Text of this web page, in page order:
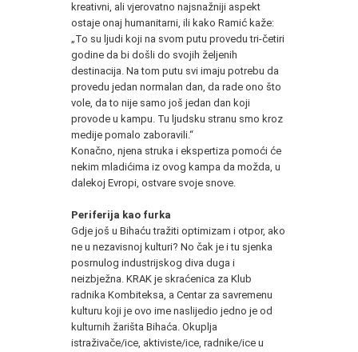
kreativni, ali vjerovatno najsnažniji aspekt
ostaje onaj humanitarni, ili kako Ramić kaže:
„To su ljudi koji na svom putu provedu tri-četiri
godine da bi došli do svojih željenih
destinacija. Na tom putu svi imaju potrebu da
provedu jedan normalan dan, da rade ono što
vole, da to nije samo još jedan dan koji
provode u kampu. Tu ljudsku stranu smo kroz
medije pomalo zaboravili.“
Konačno, njena struka i ekspertiza pomoći će
nekim mladićima iz ovog kampa da možda, u
dalekoj Evropi, ostvare svoje snove.
Periferija kao furka
Gdje još u Bihaću tražiti optimizam i otpor, ako
ne u nezavisnoj kulturi? No čak je i tu sjenka
posrnulog industrijskog diva duga i
neizbježna. KRAK je skraćenica za Klub
radnika Kombiteksa, a Centar za savremenu
kulturu koji je ovo ime naslijedio jedno je od
kulturnih žarišta Bihaća. Okuplja
istraživače/ice, aktiviste/ice, radnike/ice u